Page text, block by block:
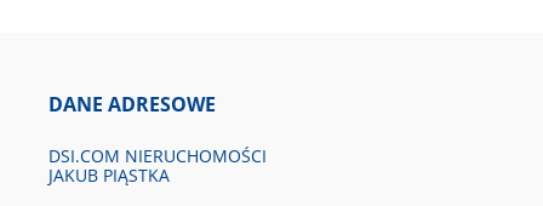
DANE ADRESOWE
DSI.COM NIERUCHOMOŚCI
JAKUB PIĄSTKA